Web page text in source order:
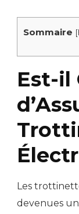
Sommaire [
Est-il
Les
devenues